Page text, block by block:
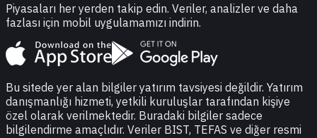
Piyasaları her yerden takip edin. Veriler, analizler ve daha
fazlası için mobil uygulamamızı indirin.
Bu sitede yer alan bilgiler yatırım tavsiyesi değildir. Yatırım
danışmanlığı hizmeti, yetkili kuruluşlar tarafından kişiye
özel olarak verilmektedir. Buradaki bilgiler sadece
bilgilendirme amaçlıdır. Veriler BIST, TEFAS ve diğer resmi